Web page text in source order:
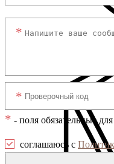
* - поля обязательные
соглашаюсь с